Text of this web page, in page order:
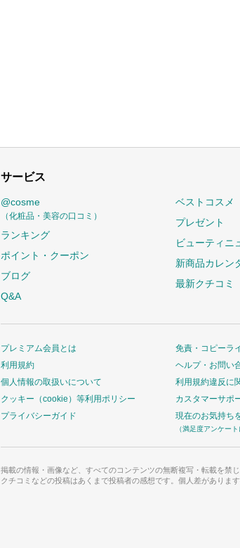
サービス
@cosme
（化粧品・美容の口コミ）
ランキング
ポイント・クーポン
ブログ
Q&A
ベストコスメ
プレゼント
ビューティニ
新商品カレン
最新クチコミ
プレミアム会員とは
利用規約
個人情報の取扱いについて
クッキー（cookie）等利用ポリシー
プライバシーガイド
免責・コピーラ
ヘルプ・お問い
利用規約違反に
カスタマーサポ
現在のお気持ち
（満足度アンケー
掲載の情報・画像など、すべてのコンテンツの無断複写・転載を禁じ
クチコミなどの投稿はあくまで投稿者の感想です。個人差があります